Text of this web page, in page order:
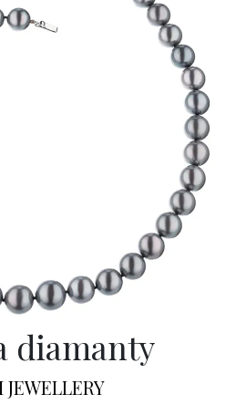
diamanty
JEWELLERY